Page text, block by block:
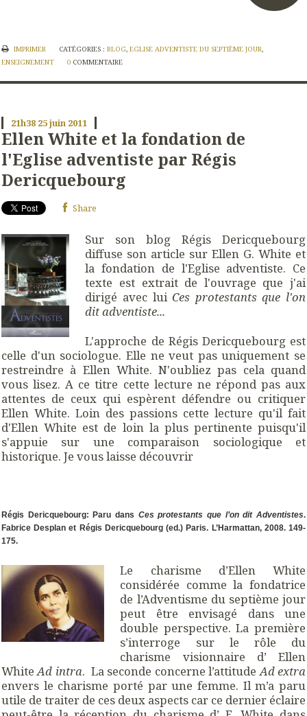
IMPRIMER CATÉGORIES : BLOG, EGLISE ADVENTISTE DU SEPTIÈME JOUR,
ENSEIGNEMENT
0 COMMENTAIRE
21h38 25juin 2011
Ellen White et la fondation de
l'Eglise adventiste par Régis
Dericquebourg
Share
Sur son blog Régis Dericquebourg
diffuse son article sur Ellen G. White et
la fondation de l'Eglise adventiste. Ce
texte est extrait de l'ouvrage que j'ai
dirigé avec lui Ces protestants que l'on
dit adventiste...
L'approche de Régis Dericquebourg est
celle d'un sociologue. Elle ne veut pas uniquement se
restreindre à Ellen White. N'oubliez pas cela quand
vous lisez. A ce titre cette lecture ne répond pas aux
attentes de ceux qui espèrent défendre ou critiquer
Ellen White. Loin des passions cette lecture qu'il fait
d'Ellen White est de loin la plus pertinente puisqu'il
s'appuie sur une comparaison sociologique et
historique. Je vous laisse découvrir
Régis Dericquebourg: Paru dans Ces protestants que l’on dit Adventistes.
Fabrice Desplan et Régis Dericquebourg (ed.) Paris. L’Harmattan, 2008. 149-
175.
Le charisme d’Ellen White
considérée comme la fondatrice
de l’Adventisme du septième jour
peut être envisagé dans une
double perspective. La première
s’interroge sur le rôle du
charisme visionnaire d’ Ellen
WhiteAd intra. La seconde concerne l’attitudeAd extra
envers le charisme porté par une femme. Il m’a paru
utile de traiter de ces deux aspects car ce dernier éclaire